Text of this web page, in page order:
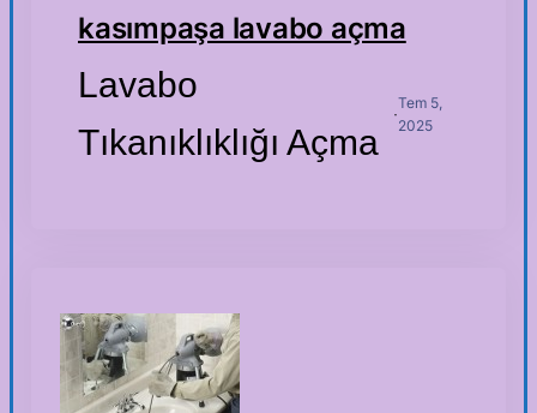
kasımpaşa lavabo açma
Lavabo
Tıkanıklıklığı Açma
·
Tem 5,
2025